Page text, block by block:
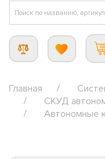
Главная
СКУД
Автономные